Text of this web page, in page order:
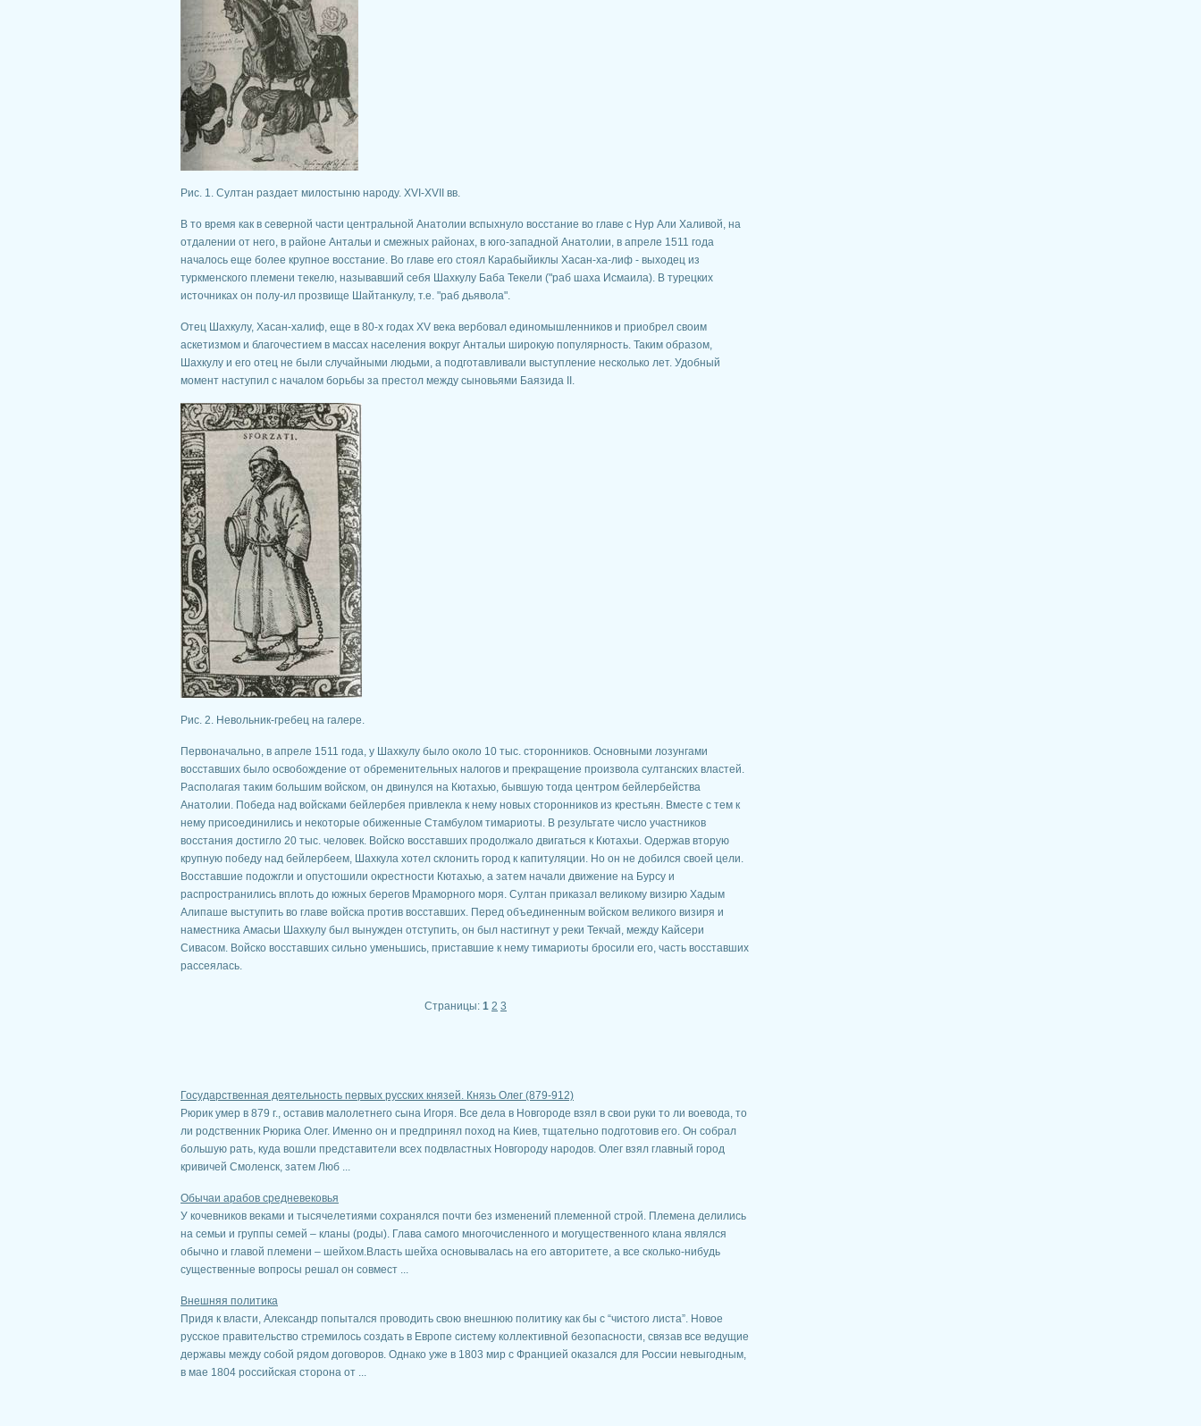
Рис. 1. Султан раздает милостыню народу. XVI-XVII вв.
В то время как в северной части центральной Анатолии вспыхнуло восстание во главе с Нур Али Халивой, на
отдалении от него, в районе Антальи и смежных районах, в юго-западной Анатолии, в апреле 1511 года
началось еще более крупное восстание. Во главе его стоял Карабыйиклы Хасан-ха-лиф - выходец из
туркменского племени текелю, называвший себя Шахкулу Баба Текели ("раб шаха Исмаила). В турецких
источниках он полу-ил прозвище Шайтанкулу, т.е. "раб дьявола".
Отец Шахкулу, Хасан-халиф, еще в 80-х годах XV века вербовал единомышленников и приобрел своим
аскетизмом и благочестием в массах населения вокруг Антальи широкую популярность. Таким образом,
Шахкулу и его отец не были случайными людьми, а подготавливали выступление несколько лет. Удобный
момент наступил с началом борьбы за престол между сыновьями Баязида II.
Рис. 2. Невольник-гребец на галере.
Первоначально, в апреле 1511 года, у Шахкулу было около 10 тыс. сторонников. Основными лозунгами
восставших было освобождение от обременительных налогов и прекращение произвола султанских властей.
Располагая таким большим войском, он двинулся на Кютахью, бывшую тогда центром бейлербейства
Анатолии. Победа над войсками бейлербея привлекла к нему новых сторонников из крестьян. Вместе с тем к
нему присоединились и некоторые обиженные Стамбулом тимариоты. В результате число участников
восстания достигло 20 тыс. человек. Войско восставших продолжало двигаться к Кютахьи. Одержав вторую
крупную победу над бейлербеем, Шахкула хотел склонить город к капитуляции. Но он не добился своей цели.
Восставшие подожгли и опустошили окрестности Кютахью, а затем начали движение на Бурсу и
распространились вплоть до южных берегов Мраморного моря. Султан приказал великому визирю Хадым
Алипаше выступить во главе войска против восставших. Перед объединенным войском великого визиря и
наместника Амасьи Шахкулу был вынужден отступить, он был настигнут у реки Текчай, между Кайсери
Сивасом. Войско восставших сильно уменьшись, приставшие к нему тимариоты бросили его, часть восставших
рассеялась.
Страницы: 1 2 3
Государственная деятельность первых русских князей. Князь Олег (879-912)
Рюрик умер в 879 г., оставив малолетнего сына Игоря. Все дела в Новгороде взял в свои руки то ли воевода, то
ли родственник Рюрика Олег. Именно он и предпринял поход на Киев, тщательно подготовив его. Он собрал
большую рать, куда вошли представители всех подвластных Новгороду народов. Олег взял главный город
кривичей Смоленск, затем Люб ...
Обычаи арабов средневековья
У кочевников веками и тысячелетиями сохранялся почти без изменений племенной строй. Племена делились
на семьи и группы семей – кланы (роды). Глава самого многочисленного и могущественного клана являлся
обычно и главой племени – шейхом.Власть шейха основывалась на его авторитете, а все сколько-нибудь
существенные вопросы решал он совмест ...
Внешняя политика
Придя к власти, Александр попытался проводить свою внешнюю политику как бы с “чистого листа”. Новое
русское правительство стремилось создать в Европе систему коллективной безопасности, связав все ведущие
державы между собой рядом договоров. Однако уже в 1803 мир с Францией оказался для России невыгодным,
в мае 1804 российская сторона от ...